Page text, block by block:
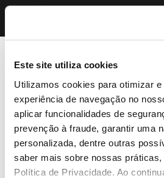
Este site utiliza cookies
Utilizamos cookies para otimizar
experiência de navegação no
aplicar funcionalidades de
prevenção à fraude, garantir uma
personalizada, dentre outras
saber mais sobre nossas
Política de Privacidade. Ao